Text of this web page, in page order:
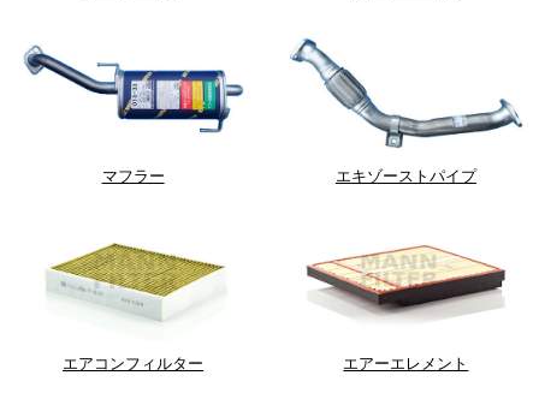
マフラー エキゾーストパイプ
エアコンフィルター エアーエレメント